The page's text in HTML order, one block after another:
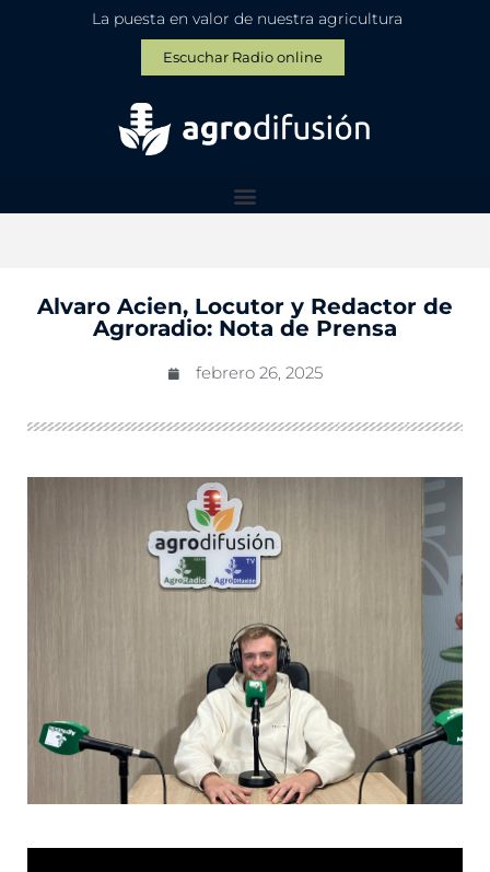
La puesta en valor de nuestra agricultura
Escuchar Radio online
Alvaro Acien, Locutor y Redactor de
Agroradio: Nota de Prensa
febrero 26, 2025